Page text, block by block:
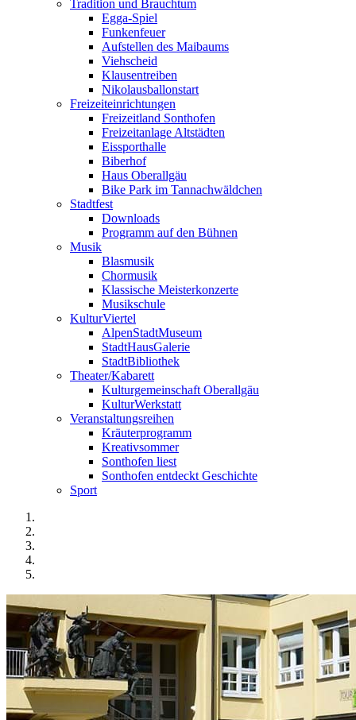
Tradition und Brauchtum
Egga-Spiel
Funkenfeuer
Aufstellen des Maibaums
Viehscheid
Klausentreiben
Nikolausballonstart
Freizeiteinrichtungen
Freizeitland Sonthofen
Freizeitanlage Altstädten
Eissporthalle
Biberhof
Haus Oberallgäu
Bike Park im Tannachwäldchen
Stadtfest
Downloads
Programm auf den Bühnen
Musik
Blasmusik
Chormusik
Klassische Meisterkonzerte
Musikschule
KulturViertel
AlpenStadtMuseum
StadtHausGalerie
StadtBibliothek
Theater/Kabarett
Kulturgemeinschaft Oberallgäu
KulturWerkstatt
Veranstaltungsreihen
Kräuterprogramm
Kreativsommer
Sonthofen liest
Sonthofen entdeckt Geschichte
Sport